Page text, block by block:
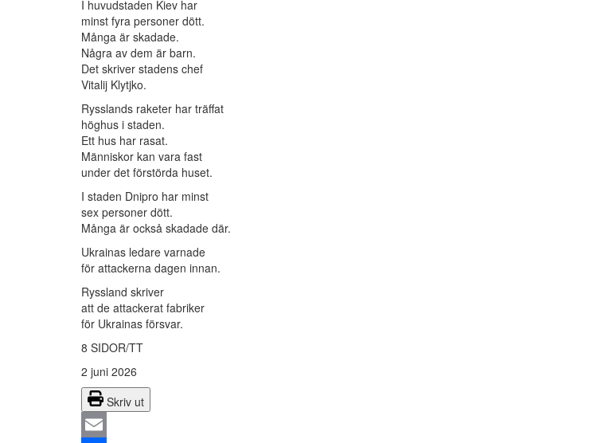
I huvudstaden Kiev har
minst fyra personer dött.
Många är skadade.
Några av dem är barn.
Det skriver stadens chef
Vitalij Klytjko.
Rysslands raketer har träffat
höghus i staden.
Ett hus har rasat.
Människor kan vara fast
under det förstörda huset.
I staden Dnipro har minst
sex personer dött.
Många är också skadade där.
Ukrainas ledare varnade
för attackerna dagen innan.
Ryssland skriver
att de attackerat fabriker
för Ukrainas försvar.
8 SIDOR/TT
2 juni 2026
Skriv ut